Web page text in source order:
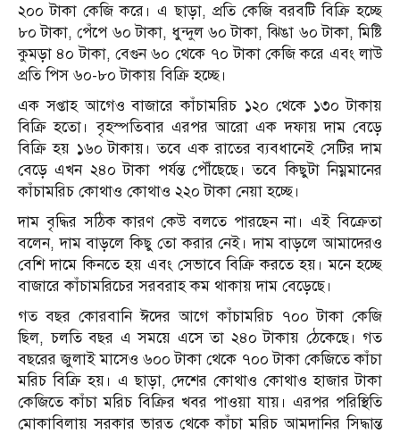
২০০ টাকা কেজি করে। এ ছাড়া, প্রতি কেজি বরবটি বিক্রি হচ্ছে
৮০ টাকা, পেঁপে ৬০ টাকা, ধুন্দুল ৬০ টাকা, ঝিঙা ৬০ টাকা, মিষ্টি
কুমড়া ৪০ টাকা, বেগুন ৬০ থেকে ৭০ টাকা কেজি করে এবং লাউ
প্রতি পিস ৬০-৮০ টাকায় বিক্রি হচ্ছে।
এক সপ্তাহ আগেও বাজারে কাঁচামরিচ ১২০ থেকে ১৩০ টাকায়
বিক্রি হতো। বৃহস্পতিবার এরপর আরো এক দফায় দাম বেড়ে
বিক্রি হয় ১৬০ টাকায়। তবে এক রাতের ব্যবধানেই সেটির দাম
বেড়ে এখন ২৪০ টাকা পর্যন্ত পৌঁছেছে। তবে কিছুটা নিম্নমানের
কাঁচামরিচ কোথাও কোথাও ২২০ টাকা নেয়া হচ্ছে।
দাম বৃদ্ধির সঠিক কারণ কেউ বলতে পারছেন না। এই বিক্রেতা
বলেন, দাম বাড়লে কিছু তো করার নেই। দাম বাড়লে আমাদেরও
বেশি দামে কিনতে হয় এবং সেভাবে বিক্রি করতে হয়। মনে হচ্ছে
বাজারে কাঁচামরিচের সরবরাহ কম থাকায় দাম বেড়েছে।
গত বছর কোরবানি ঈদের আগে কাঁচামরিচ ৭০০ টাকা কেজি
ছিল, চলতি বছর এ সময়ে এসে তা ২৪০ টাকায় ঠেকেছে। গত
বছরের জুলাই মাসেও ৬০০ টাকা থেকে ৭০০ টাকা কেজিতে কাঁচা
মরিচ বিক্রি হয়। এ ছাড়া, দেশের কোথাও কোথাও হাজার টাকা
কেজিতে কাঁচা মরিচ বিক্রির খবর পাওয়া যায়। এরপর পরিস্থিতি
মোকাবিলায় সরকার ভারত থেকে কাঁচা মরিচ আমদানির সিদ্ধান্ত